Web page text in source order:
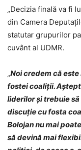
„Decizia finală va fi
din Camera
statutar grupurilor
cuvânt al UDMR.
„Noi credem că
fostei coaliții.
liderilor și trebuie să
discuție cu fosta
Bolojan nu mai
să devină mai